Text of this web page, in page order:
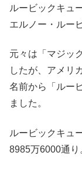
ルービックキュ
エルノー・ルー
元々は「マジッ
したが、アメリ
名前から「ルー
ました。
ルービックキュ
8985万6000通り